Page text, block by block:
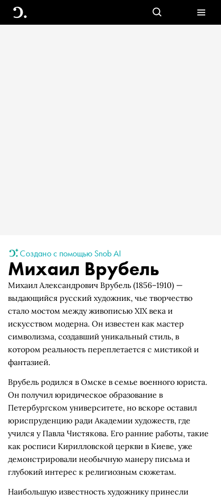
Создано с помощью Snob AI
Михаил Врубель
Михаил Александрович Врубель (1856–1910) —
выдающийся русский художник, чье творчество
стало мостом между живописью XIX века и
искусством модерна. Он известен как мастер
символизма, создавший уникальный стиль, в
котором реальность переплетается с мистикой и
фантазией.
Врубель родился в Омске в семье военного юриста.
Он получил юридическое образование в
Петербургском университете, но вскоре оставил
юриспруденцию ради Академии художеств, где
учился у Павла Чистякова. Его ранние работы, такие
как росписи Кирилловской церкви в Киеве, уже
демонстрировали необычную манеру письма и
глубокий интерес к религиозным сюжетам.
Наибольшую известность художнику принесли